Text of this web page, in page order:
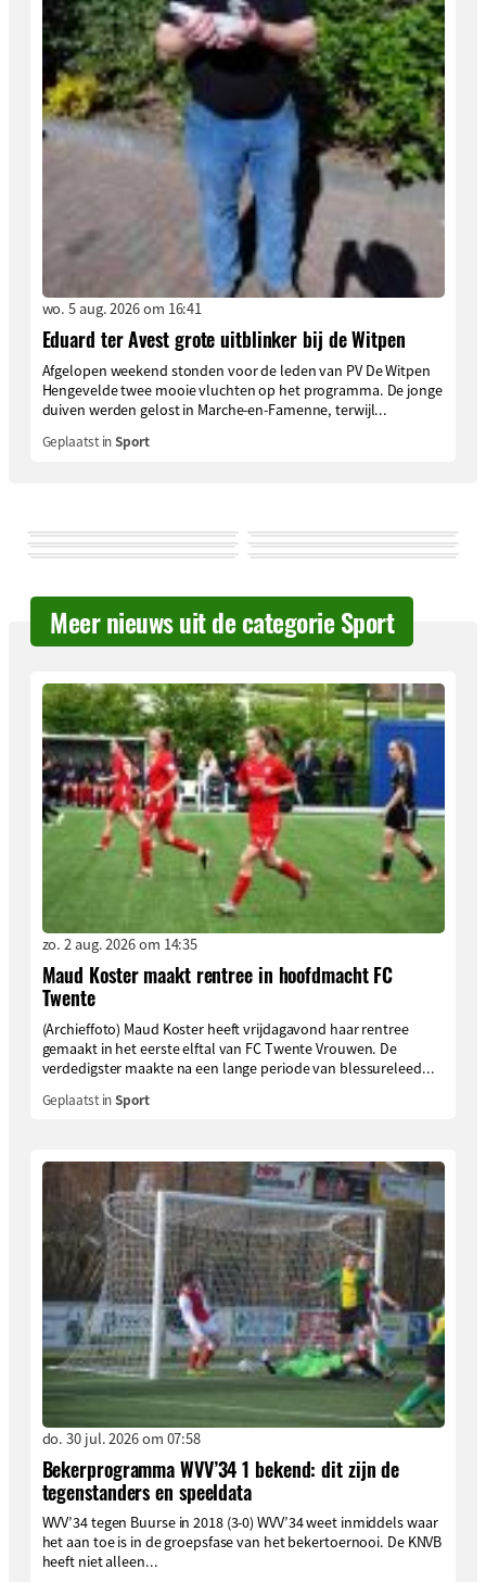
wo. 5 aug. 2026 om 16:41
Eduard ter Avest grote uitblinker bij de Witpen
Afgelopen weekend stonden voor de leden van PV De Witpen
Hengevelde twee mooie vluchten op het programma. De jonge
duiven werden gelost in Marche-en-Famenne, terwijl...
Geplaatst inSport
Meer nieuws uit de categorie Sport
zo. 2 aug. 2026 om 14:35
Maud Koster maakt rentree in hoofdmacht FC
Twente
(Archieffoto) Maud Koster heeft vrijdagavond haar rentree
gemaakt in het eerste elftal van FC Twente Vrouwen. De
verdedigster maakte na een lange periode van blessureleed...
Geplaatst inSport
do. 30 jul. 2026 om 07:58
Bekerprogramma WVV’34 1 bekend: dit zijn de
tegenstanders en speeldata
WVV’34 tegen Buurse in 2018 (3-0) WVV’34 weet inmiddels waar
het aan toe is in de groepsfase van het bekertoernooi. De KNVB
heeft niet alleen...